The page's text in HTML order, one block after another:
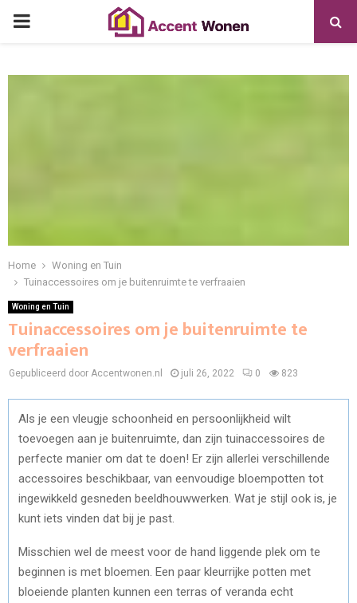
PRIMARY
Home
Woning en Tuin
Tuinaccessoires om je buitenruimte te verfraaien
Woning en Tuin
Tuinaccessoires om je buitenruimte te
verfraaien
Gepubliceerd door Accentwonen.nl juli 26, 2022 0 823
Als je een vleugje schoonheid en persoonlijkheid wilt
toevoegen aan je buitenruimte, dan zijn tuinaccessoires de
perfecte manier om dat te doen! Er zijn allerlei verschillende
accessoires beschikbaar, van eenvoudige bloempotten tot
ingewikkeld gesneden beeldhouwwerken. Wat je stijl ook is, je
kunt iets vinden dat bij je past.
Misschien wel de meest voor de hand liggende plek om te
beginnen is met bloemen. Een paar kleurrijke potten met
bloeiende planten kunnen een terras of veranda echt